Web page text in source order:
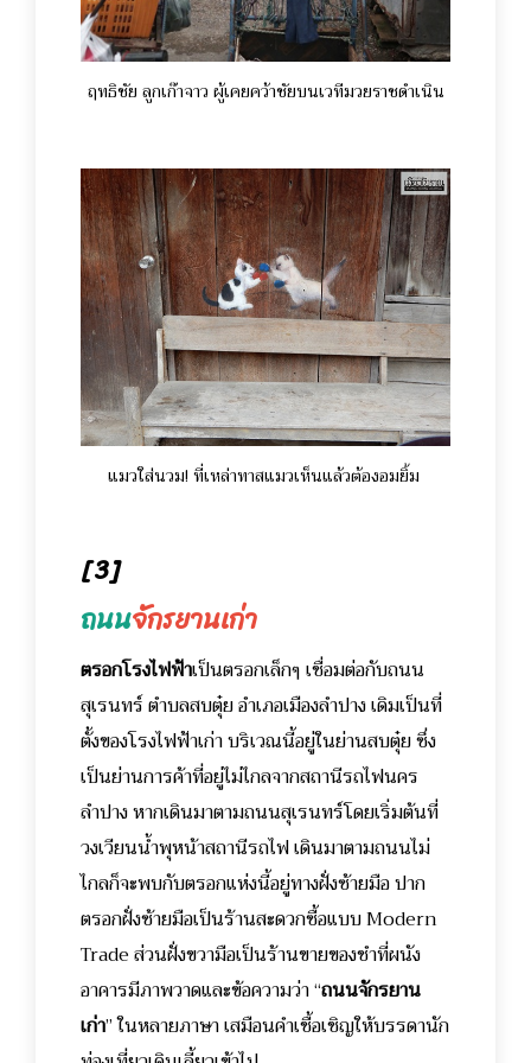
ฤทธิชัย ลูกเก๊าจาว ผู้เคยคว้าชัยบนเวทีมวยราชดำเนิน
แมวใส่นวม! ที่เหล่าทาสแมวเห็นแล้วต้องอมยิ้ม
[3]
ถนนจักรยานเก่า
ตรอกโรงไฟฟ้าเป็นตรอกเล็กๆ เชื่อมต่อกับถนน
สุเรนทร์ ตำบลสบตุ๋ย อำเภอเมืองลำปาง เดิมเป็นที่
ตั้งของโรงไฟฟ้าเก่า บริเวณนี้อยู่ในย่านสบตุ๋ย ซึ่ง
เป็นย่านการค้าที่อยู่ไม่ไกลจากสถานีรถไฟนคร
ลำปาง หากเดินมาตามถนนสุเรนทร์โดยเริ่มต้นที่
วงเวียนน้ำพุหน้าสถานีรถไฟ เดินมาตามถนนไม่
ไกลก็จะพบกับตรอกแห่งนี้อยู่ทางฝั่งซ้ายมือ ปาก
ตรอกฝั่งซ้ายมือเป็นร้านสะดวกซื้อแบบ Modern
Trade ส่วนฝั่งขวามือเป็นร้านขายของชำที่ผนัง
อาคารมีภาพวาดและข้อความว่า “ถนนจักรยาน
เก่า” ในหลายภาษา เสมือนคำเชื้อเชิญให้บรรดานัก